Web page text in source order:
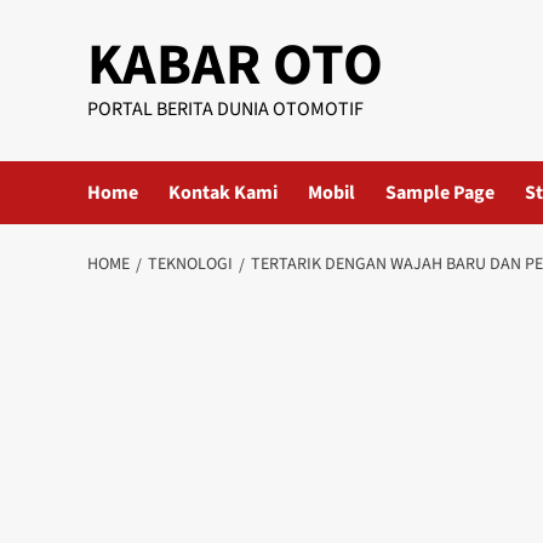
KABAR OTO
PORTAL BERITA DUNIA OTOMOTIF
Home Kontak Kami Mobil Sample Page
HOME TEKNOLOGI TERTARIK DENGAN WAJAH BARU DAN